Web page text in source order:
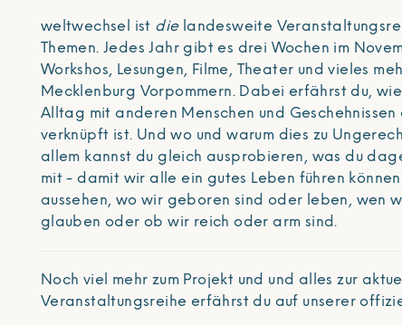
weltwechsel ist dielandesweite
Themen. Jedes Jahr gibt es drei Wochen im
Workshos, Lesungen, Filme, Theater und vieles
Mecklenburg Vorpommern. Dabei erfährst du,
Alltag mit anderen Menschen und
verknüpft ist. Und wo und warum dies zu
allem kannst du gleich ausprobieren, was du
mit - damit wir alle ein gutes Leben führen
aussehen, wo wir geboren sind oder leben, wen
glauben oder ob wir reich oder arm sind.
Noch viel mehr zum Projekt und und alles zur
Veranstaltungsreihe erfährst du auf unserer